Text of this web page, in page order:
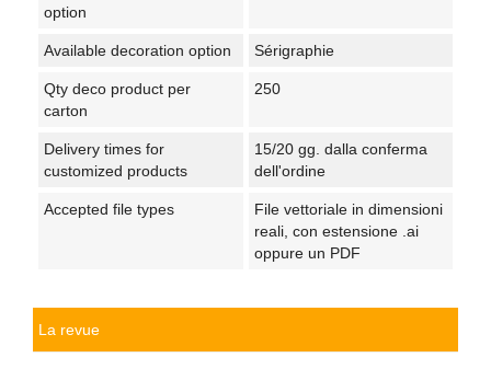
option
Available decoration option Sérigraphie
Qty deco product per
carton
250
Delivery times for
customized products
15/20 gg. dalla conferma
dell'ordine
Accepted file types
File vettoriale in dimensioni
reali, con estensione .ai
oppure un PDF
La revue